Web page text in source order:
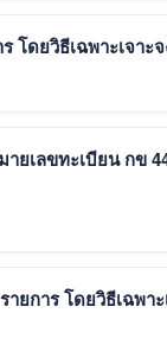
ประกาศผู้ชนะการเสนอราคา จัดซื้อวัสดุงานบ้านงานครัว จำนวน 4 รายการ โดยวิธีเฉพาะเ
ยเลขทะเบียน กข
ประกาศผู้ชนะการเสนอราคา จ้างทำป้ายพระบรมฉายาลักษณ์ฯ จ